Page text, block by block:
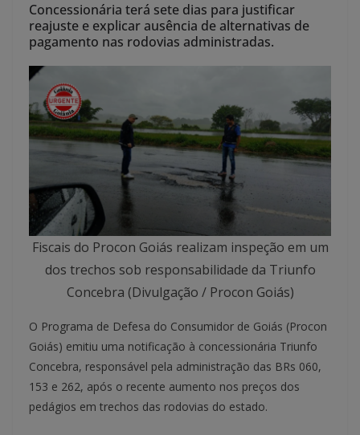
Concessionária terá sete dias para justificar
reajuste e explicar ausência de alternativas de
pagamento nas rodovias administradas.
Fiscais do Procon Goiás realizam inspeção em um
dos trechos sob responsabilidade da Triunfo
Concebra (Divulgação / Procon Goiás)
O Programa de Defesa do Consumidor de Goiás (Procon
Goiás) emitiu uma notificação à concessionária Triunfo
Concebra, responsável pela administração das BRs 060,
153 e 262, após o recente aumento nos preços dos
pedágios em trechos das rodovias do estado.